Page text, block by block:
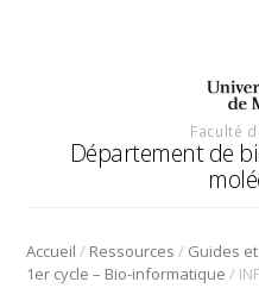
Faculté
Département de
Accueil / Ressources / Guides
1er cycle – Bio-informatique /